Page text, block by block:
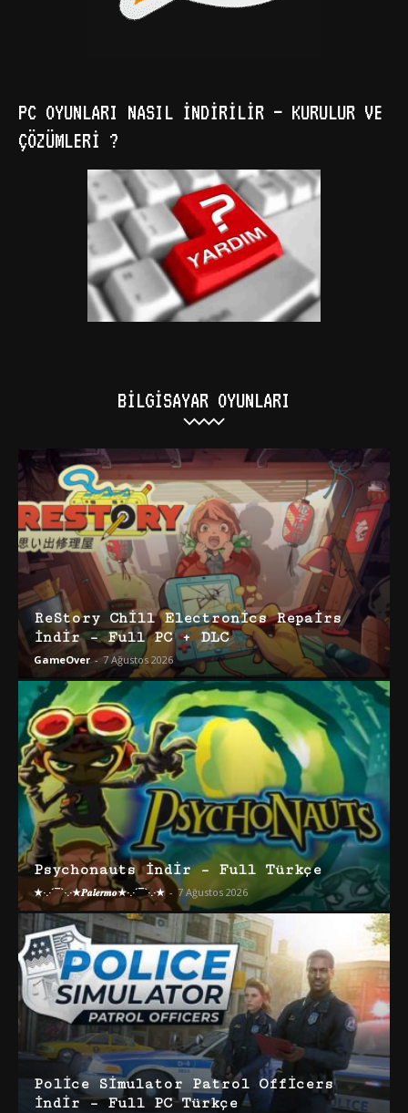
PC OYUNLARI NASIL İNDIRILIR – KURULUR VE
ÇÖZÜMLERI ?
BILGISAYAR OYUNLARI
ReStory Chill Electronics Repairs
İndir – Full PC + DLC
GameOver - 7 Ağustos 2026
Psychonauts İndir – Full Türkçe
★·.·´¯`·.·★𝑷𝒂𝒍𝒆𝒓𝒎𝒐★·.·´¯`·.·★ - 7 Ağustos 2026
Police Simulator Patrol Officers
İndir – Full PC Türkçe